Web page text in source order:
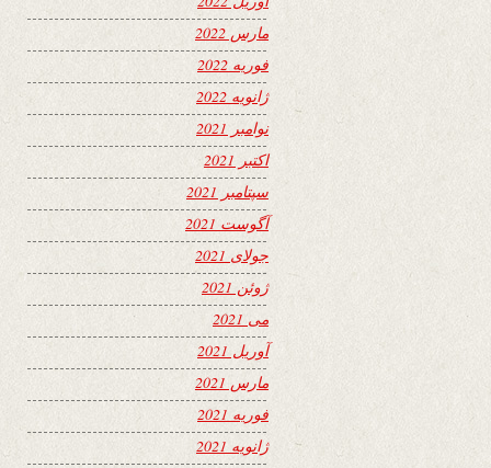
مارس 2022
فوریه 2022
ژانویه 2022
نوامبر 2021
اکتبر 2021
سپتامبر 2021
آگوست 2021
جولای 2021
ژوئن 2021
می 2021
آوریل 2021
مارس 2021
فوریه 2021
ژانویه 2021